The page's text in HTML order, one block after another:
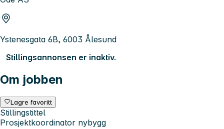
Ystenesgata 6B, 6003 Ålesund
Stillingsannonsen er inaktiv.
Om jobben
Lagre favoritt
Stillingstittel
Prosjektkoordinator nybygg